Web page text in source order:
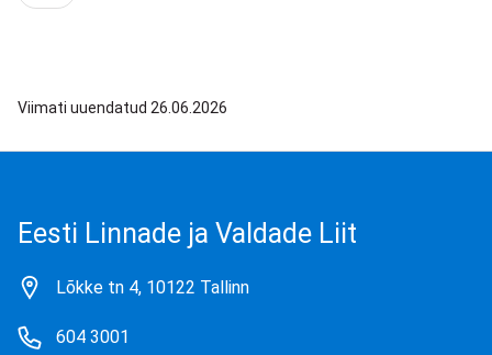
Viimati uuendatud 26.06.2026
Eesti Linnade ja Valdade Liit
Lõkke tn 4, 10122 Tallinn
604 3001